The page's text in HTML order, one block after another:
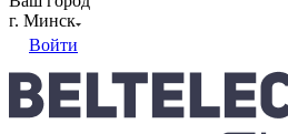
г. Минск
Войти